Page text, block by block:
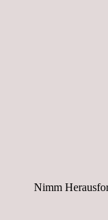
Nimm